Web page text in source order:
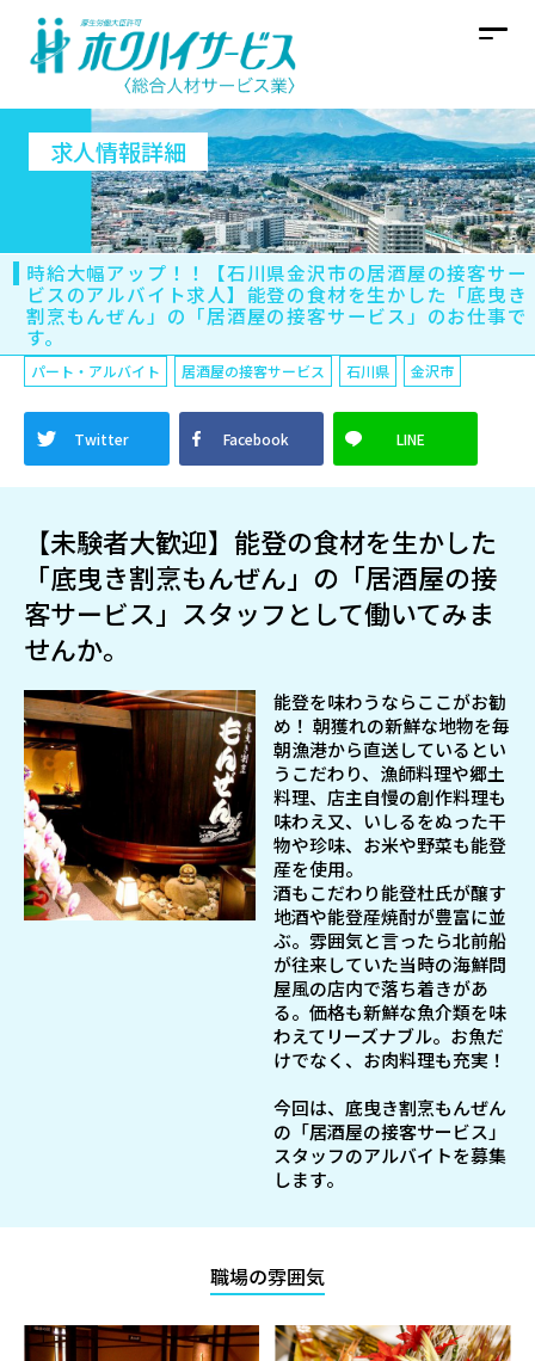
求人情報詳細
時給大幅アップ！！【石川県金沢市の居酒屋の接客サー
ビスのアルバイト求人】能登の食材を生かした「底曳き
割烹もんぜん」の「居酒屋の接客サービス」のお仕事で
す。
パート・アルバイト 居酒屋の接客サービス 石川県 金沢市
Twitter Facebook LINE
【未験者大歓迎】能登の食材を生かした
「底曳き割烹もんぜん」の「居酒屋の接
客サービス」スタッフとして働いてみま
せんか。
能登を味わうならここがお勧
め！ 朝獲れの新鮮な地物を毎
朝漁港から直送しているとい
うこだわり、漁師料理や郷土
料理、店主自慢の創作料理も
味わえ又、いしるをぬった干
物や珍味、お米や野菜も能登
産を使用。
酒もこだわり能登杜氏が醸す
地酒や能登産焼酎が豊富に並
ぶ。雰囲気と言ったら北前船
が往来していた当時の海鮮問
屋風の店内で落ち着きがあ
る。価格も新鮮な魚介類を味
わえてリーズナブル。お魚だ
けでなく、お肉料理も充実！
今回は、底曳き割烹もんぜん
の「居酒屋の接客サービス」
スタッフのアルバイトを募集
します。
職場の雰囲気